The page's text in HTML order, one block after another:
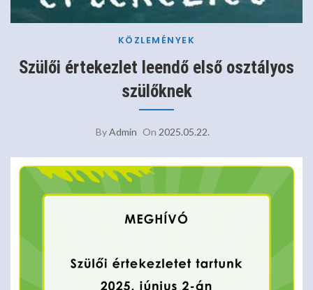
KÖZLEMÉNYEK
Szülői értekezlet leendő első osztályos
szülőknek
ByAdmin On 2025.05.22.